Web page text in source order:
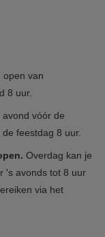
open van
8 uur.
vóór de
feestdag 8 uur.
Overdag kan je
's avonds tot 8 uur
via het